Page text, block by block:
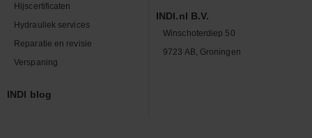
Hijscertificaten
Hydrauliek services
Reparatie en revisie
Verspaning
INDI blog
INDI.nl B.V.
Winschoterdiep 50
9723 AB, Groningen